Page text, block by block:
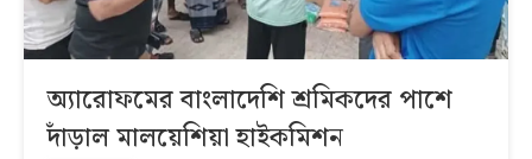
অ্যারোফমের বাংলাদেশি শ্রমিকদের পাশে
দাঁড়াল মালয়েশিয়া হাইকমিশন